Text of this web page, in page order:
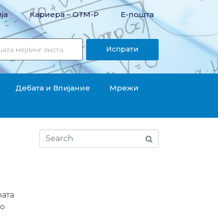
Кариера – OТМ-Р Е-пошта
Испрати
Дебата и Влијание Мрежи